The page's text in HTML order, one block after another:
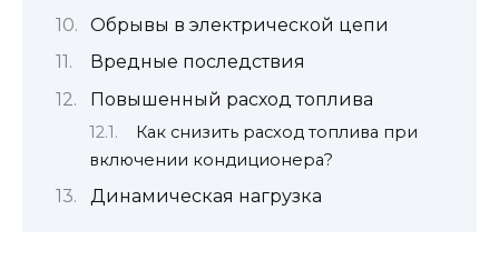
Обрывы в электрической цепи
Вредные последствия
Повышенный расход топлива
Как снизить расход топлива при
включении кондиционера?
Динамическая нагрузка